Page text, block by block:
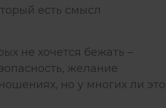
есть смысл
не хочется бежать –
желание
но у многих ли это